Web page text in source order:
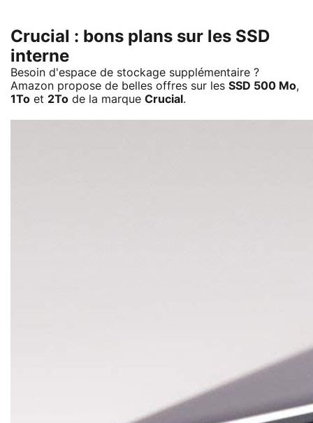
Crucial : bons plans sur les SSD
interne
Besoin d'espace de stockage supplémentaire ?
Amazon propose de belles offres sur les SSD 500 Mo,
1To et 2To de la marque Crucial .